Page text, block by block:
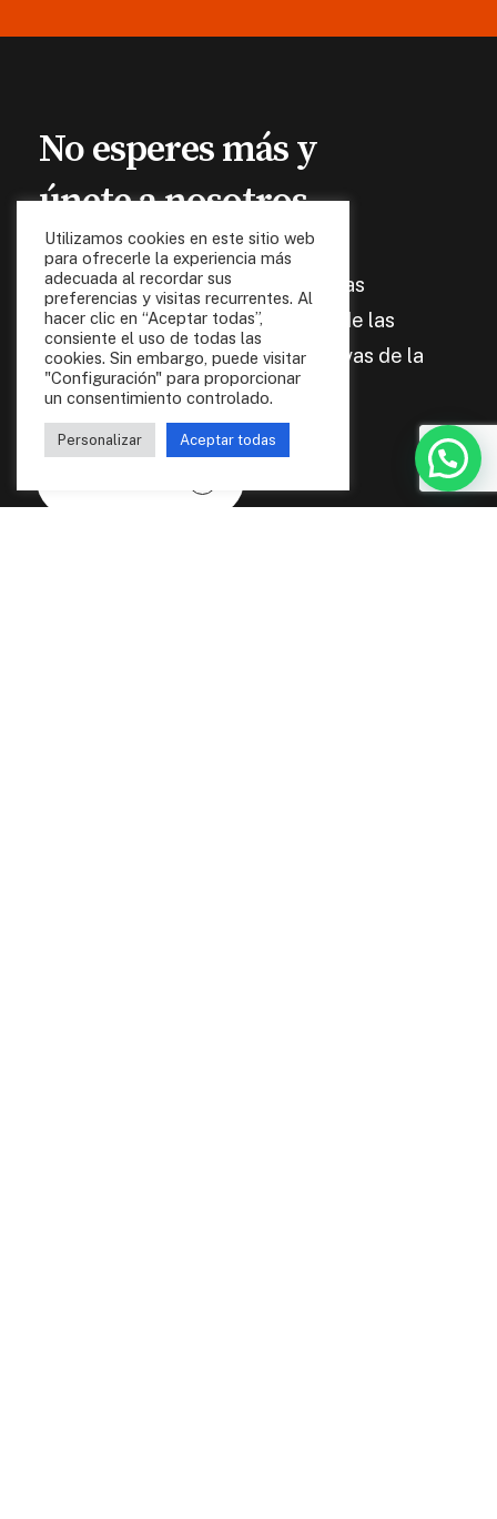
Noesperesmás y
úneteanosotros
Asóciate a AVETID y disfruta de las
ventajas de formar parte de una de las
asociaciones más activas y longevas de la
Comunidad Valenciana.
Utilizamos cookies en este sitio web
para ofrecerle la experiencia más
adecuada al recordar sus
preferencias y visitas recurrentes. Al
hacer clic en “Aceptar todas”,
consiente el uso de todas las
cookies. Sin embargo, puede visitar
"Configuración" para proporcionar
un consentimiento controlado.
Personalizar Aceptar todas